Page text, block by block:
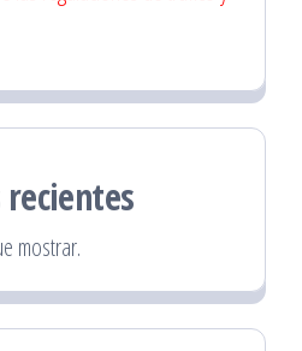
mostrar.